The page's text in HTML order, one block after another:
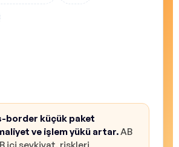
border küçük paket
ve işlem yükü artar.AB